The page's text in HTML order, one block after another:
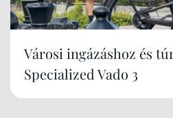
Városi ingázáshoz és
Specialized Vado 3